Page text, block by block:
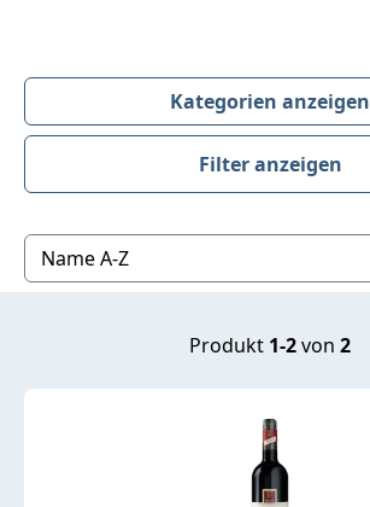
Kategorien anzeigen
Filter anzeigen
Produktübersicht
Produkt 1-2von 2